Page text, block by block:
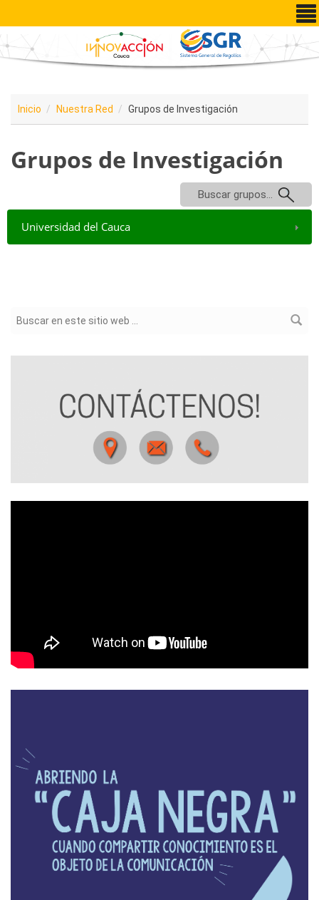
Pasar al contenido principal
Inicio Nuestra Red Grupos de Investigación
Grupos de Investigación
Buscar grupos...
Universidad del Cauca
Formulario de búsqueda